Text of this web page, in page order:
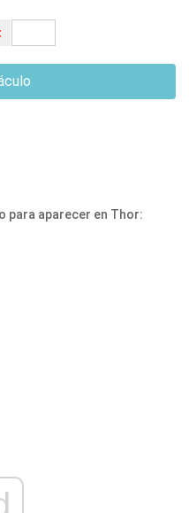
para aparecer en Thor: